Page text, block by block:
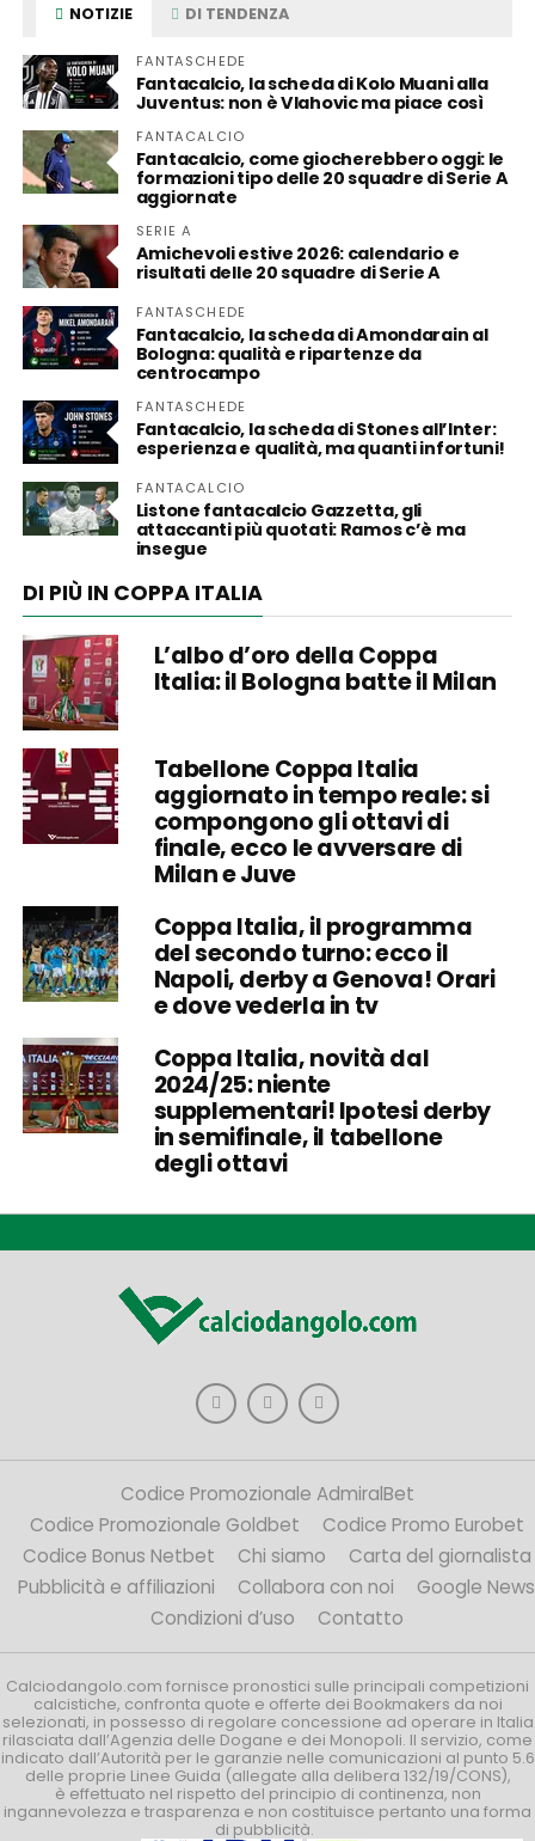
NOTIZIE DI TENDENZA
FANTASCHEDE
Fantacalcio, la scheda di Kolo Muani alla
Juventus: non è Vlahovic ma piace così
FANTACALCIO
Fantacalcio, come giocherebbero oggi: le
formazioni tipo delle 20 squadre di Serie A
aggiornate
SERIE A
Amichevoli estive 2026: calendario e
risultati delle 20 squadre di Serie A
FANTASCHEDE
Fantacalcio, la scheda di Amondarain al
Bologna: qualità e ripartenze da
centrocampo
FANTASCHEDE
Fantacalcio, la scheda di Stones all’Inter:
esperienza e qualità, ma quanti infortuni!
FANTACALCIO
Listone fantacalcio Gazzetta, gli
attaccanti più quotati: Ramos c’è ma
insegue
DI PIÙ IN COPPA ITALIA
L’albo d’oro della Coppa
Italia: il Bologna batte il Milan
Tabellone Coppa Italia
aggiornato in tempo reale: si
compongono gli ottavi di
finale, ecco le avversare di
Milan e Juve
Coppa Italia, il programma
del secondo turno: ecco il
Napoli, derby a Genova! Orari
e dove vederla in tv
Coppa Italia, novità dal
2024/25: niente
supplementari! Ipotesi derby
in semifinale, il tabellone
degli ottavi
Codice Promozionale AdmiralBet
Codice Promozionale Goldbet
Codice Promo Eurobet
Codice Bonus Netbet
Chi siamo
Carta del giornalista
Pubblicità e affiliazioni
Collabora con noi
Google News
Condizioni d’uso
Contatto
Calciodangolo.com fornisce pronostici sulle principali competizioni
calcistiche, confronta quote e offerte dei Bookmakers da noi
selezionati, in possesso di regolare concessione ad operare in Italia
rilasciata dall’Agenzia delle Dogane e dei Monopoli. Il servizio, come
indicato dall’Autorità per le garanzie nelle comunicazioni al punto 5.6
delle proprie Linee Guida (allegate alla delibera 132/19/CONS),
è effettuato nel rispetto del principio di continenza, non
ingannevolezza e trasparenza e non costituisce pertanto una forma
di pubblicità.